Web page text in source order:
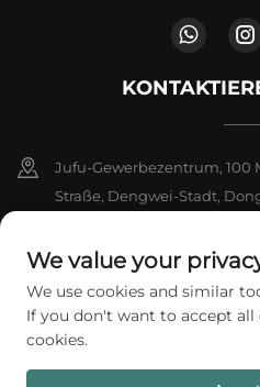
Jufu-Gewerbezentrum, 100
Straße, Dengwei-Stadt,
+86-18802602550
[email protected]
We value your
We use cookies and similar
If you don't want to accept all
cookies.